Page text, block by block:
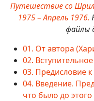
Путешествие со
1975 – Апрель 1976.
файлы
01. От автора
02.
03. Предисловие к
04. Введение.
что было до этого